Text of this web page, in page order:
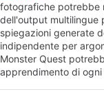
fotografiche potrebbe
dell'output multilingue
spiegazioni generate
indipendente per
Monster Quest
apprendimento di